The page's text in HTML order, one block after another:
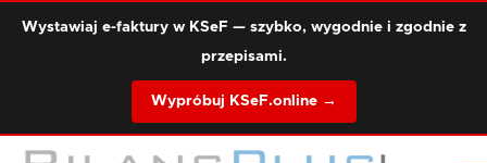
Wystawiaj e-faktury w KSeF — szybko, wygodnie i zgodnie z
przepisami.
Wypróbuj KSeF.online →